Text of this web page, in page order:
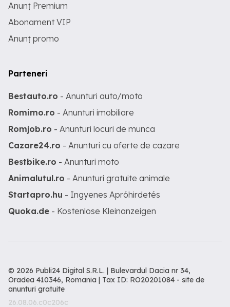
Anunț Premium
Abonament VIP
Anunț promo
Parteneri
Bestauto.ro - Anunturi auto/moto
Romimo.ro - Anunturi imobiliare
Romjob.ro - Anunturi locuri de munca
Cazare24.ro - Anunturi cu oferte de cazare
Bestbike.ro - Anunturi moto
Animalutul.ro - Anunturi gratuite animale
Startapro.hu - Ingyenes Apróhirdetés
Quoka.de - Kostenlose Kleinanzeigen
© 2026 Publi24 Digital S.R.L. | Bulevardul Dacia nr 34,
Oradea 410346, Romania | Tax ID: RO20201084 - site de
anunturi gratuite
26.08.06.c0c206c